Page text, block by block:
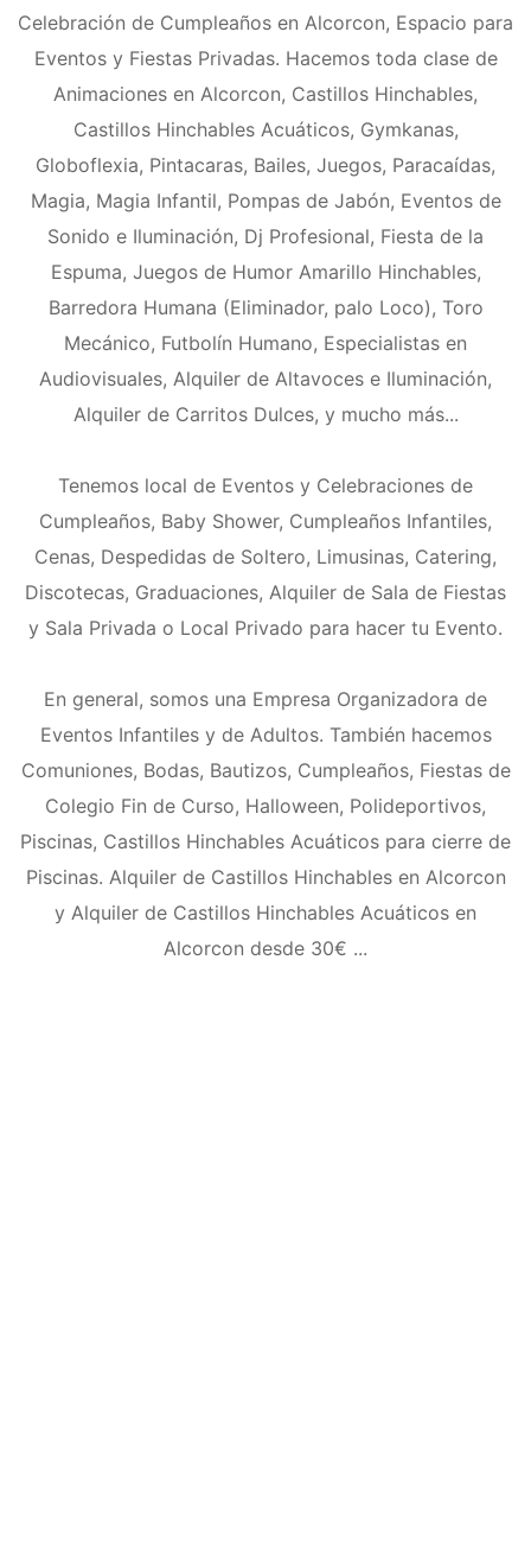
Celebración de Cumpleaños en Alcorcon, Espacio para
Eventos y Fiestas Privadas. Hacemos toda clase de
Animaciones en Alcorcon, Castillos Hinchables,
Castillos Hinchables Acuáticos, Gymkanas,
Globoflexia, Pintacaras, Bailes, Juegos, Paracaídas,
Magia, Magia Infantil, Pompas de Jabón, Eventos de
Sonido e Iluminación, Dj Profesional, Fiesta de la
Espuma, Juegos de Humor Amarillo Hinchables,
Barredora Humana (Eliminador, palo Loco), Toro
Mecánico, Futbolín Humano, Especialistas en
Audiovisuales, Alquiler de Altavoces e Iluminación,
Alquiler de Carritos Dulces, y mucho más...
Tenemos local de Eventos y Celebraciones de
Cumpleaños, Baby Shower, Cumpleaños Infantiles,
Cenas, Despedidas de Soltero, Limusinas, Catering,
Discotecas, Graduaciones, Alquiler de Sala de Fiestas
y Sala Privada o Local Privado para hacer tu Evento.
En general, somos una Empresa Organizadora de
Eventos Infantiles y de Adultos. También hacemos
Comuniones, Bodas, Bautizos, Cumpleaños, Fiestas de
Colegio Fin de Curso, Halloween, Polideportivos,
Piscinas, Castillos Hinchables Acuáticos para cierre de
Piscinas. Alquiler de Castillos Hinchables en Alcorcon
y Alquiler de Castillos Hinchables Acuáticos en
Alcorcon desde 30€ ...